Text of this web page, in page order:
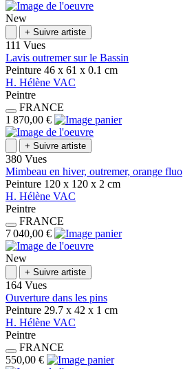
New
+ Suivre artiste
111 Vues
Lavis outremer sur le Bassin
Peinture 46 x 61 x 0.1 cm
H. Hélène VAC
Peintre
FRANCE
1 870,00 €
+ Suivre artiste
380 Vues
Mimbeau en hiver, outremer, orange fluo
Peinture 120 x 120 x 2 cm
H. Hélène VAC
Peintre
FRANCE
7 040,00 €
New
+ Suivre artiste
164 Vues
Ouverture dans les pins
Peinture 29.7 x 42 x 1 cm
H. Hélène VAC
Peintre
FRANCE
550,00 €